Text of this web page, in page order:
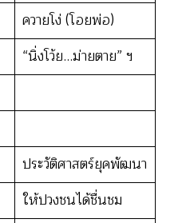
ควายโง่ (โอยพ่อ)
“นิ่งโว้ย…ม่ายตาย” ฯ
ประวัติศาสตร์ยุคพัฒนา
ให้ปวงชนได้ชื่นชม